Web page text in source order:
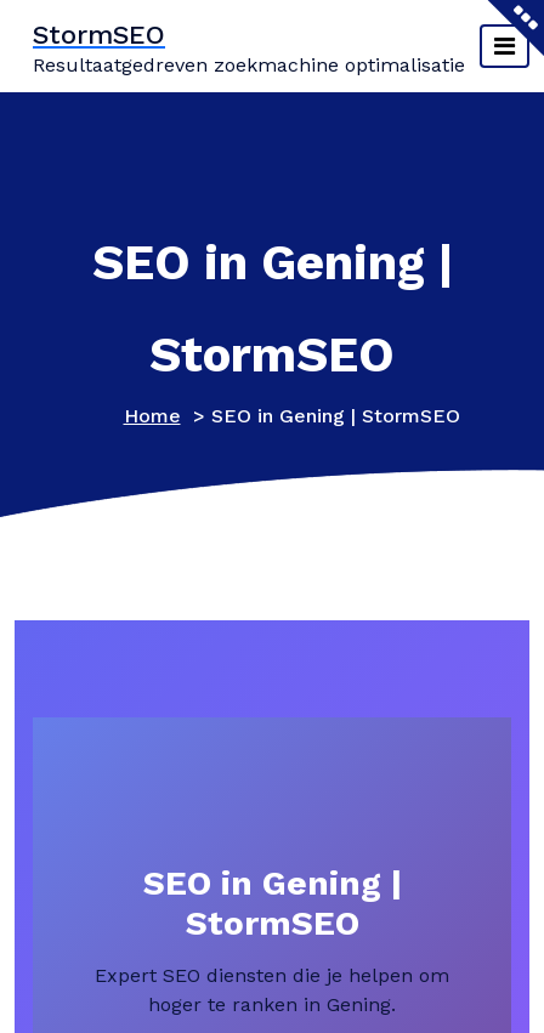
inhoud
springen
StormSEO
Resultaatgedreven zoekmachine optimalisatie
SEO in Gening |
StormSEO
Home > SEO in Gening | StormSEO
SEO in Gening |
StormSEO
Expert SEO diensten die je helpen om
hoger te ranken in Gening.